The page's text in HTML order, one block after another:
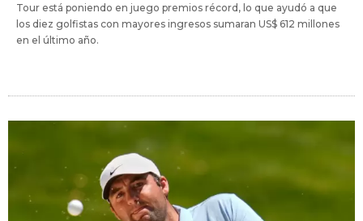
Tour está poniendo en juego premios récord, lo que ayudó a que
los diez golfistas con mayores ingresos sumaran US$ 612 millones
en el último año.